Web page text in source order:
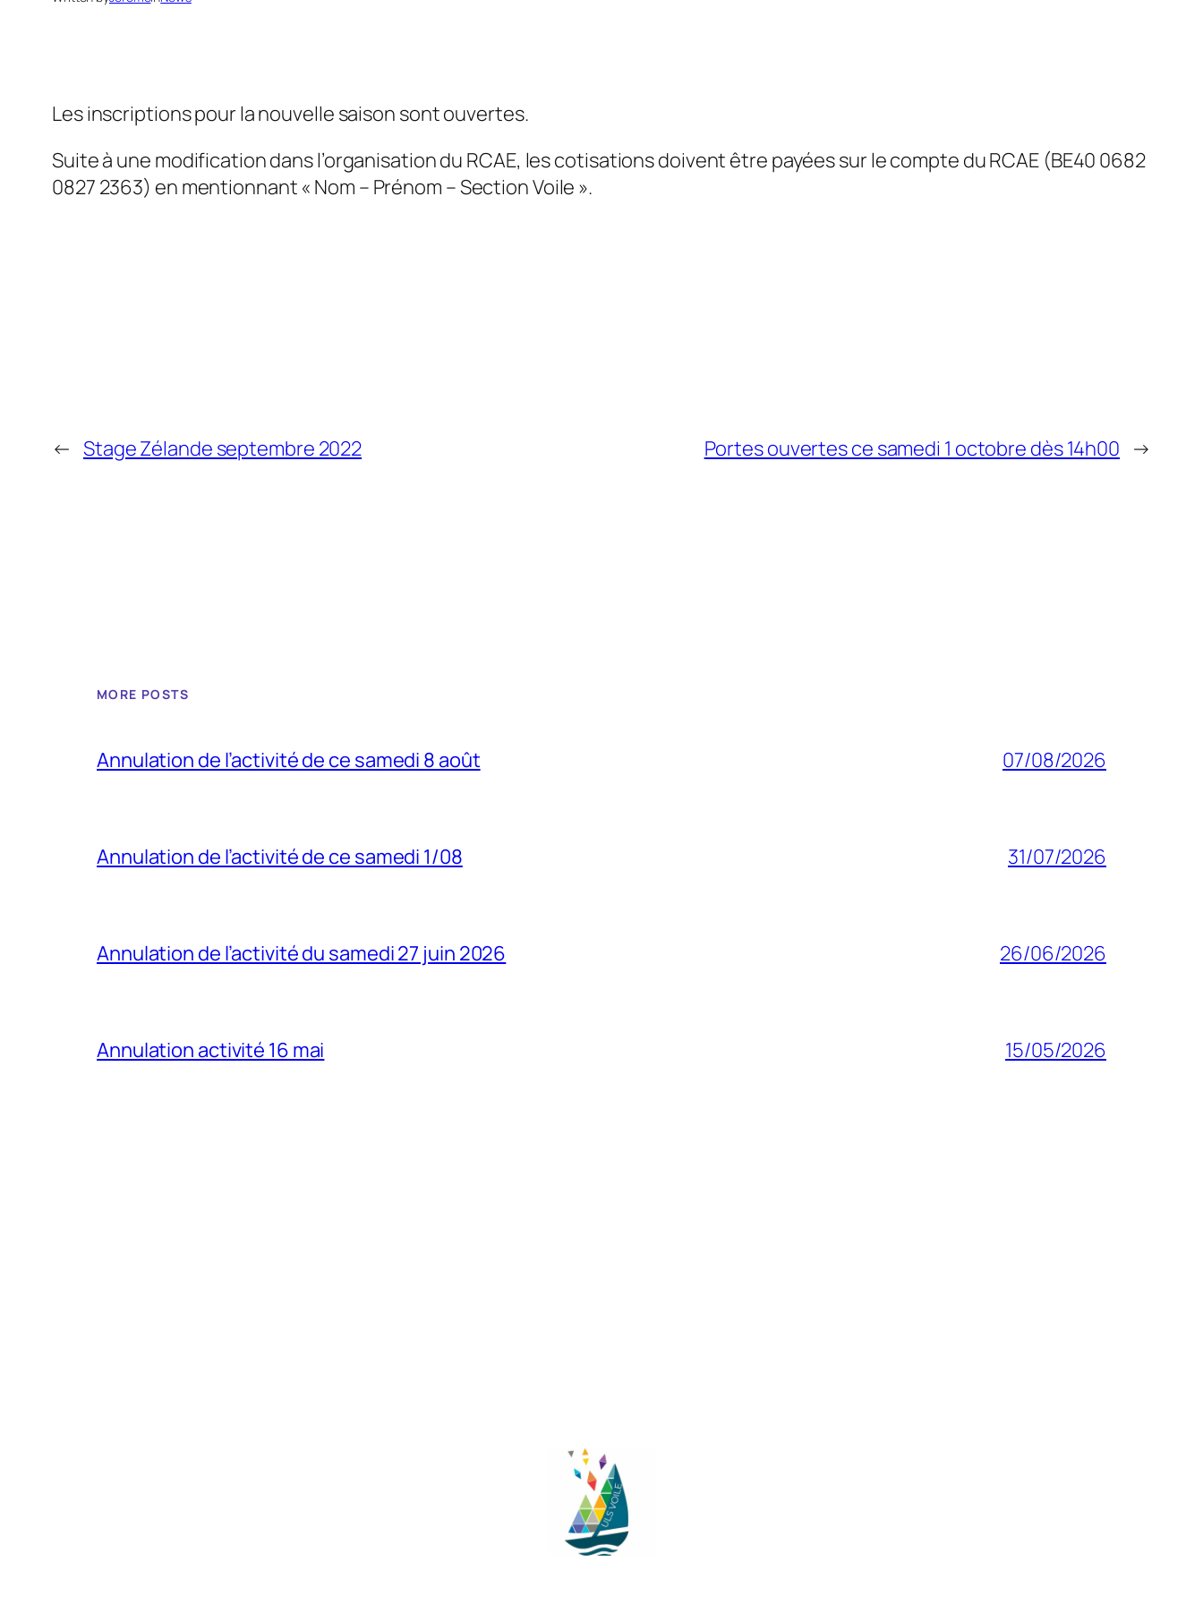
Les inscriptions pour la nouvelle saison sont ouvertes.
Suite à une modification dans l’organisation du RCAE, les cotisations doivent être payées sur le compte du RCAE (BE40 0682
0827 2363) en mentionnant « Nom – Prénom – Section Voile ».
← Stage Zélande septembre 2022 Portes ouvertes ce samedi 1 octobre dès 14h00 →
MORE POSTS
Annulation de l’activité de ce samedi 8 août 07/08/2026
Annulation de l’activité de ce samedi 1/08 31/07/2026
Annulation de l’activité du samedi 27 juin 2026 26/06/2026
Annulation activité 16 mai 15/05/2026